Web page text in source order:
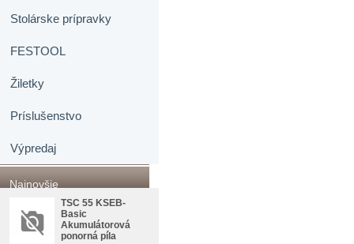
Stolárske prípravky
FESTOOL
Žiletky
Príslušenstvo
Výpredaj
Najnovšie
TSC 55 KSEB-
Basic
Akumulátorová
ponorná píla